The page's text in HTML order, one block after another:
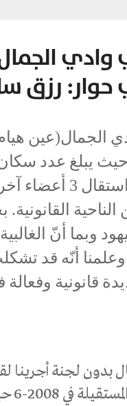
حوار: رزق
الجمال(عين
استقالتها من رئاسة اللجنة في 2010-7-5 حيث
نحو 2500 نسمة من العرب واليهود.
القانونية.
واليهود وبما أنّ
وعلمنا أنّه قد
قانونية وفعالة
بدون لجنة أجرينا
فدوى سروجي التي